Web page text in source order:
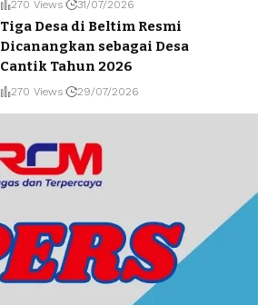
270 Views 31/07/2026
Tiga Desa di Beltim Resmi
Dicanangkan sebagai Desa
Cantik Tahun 2026
270 Views 29/07/2026